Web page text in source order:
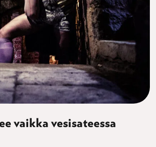
vaikka vesisateessa